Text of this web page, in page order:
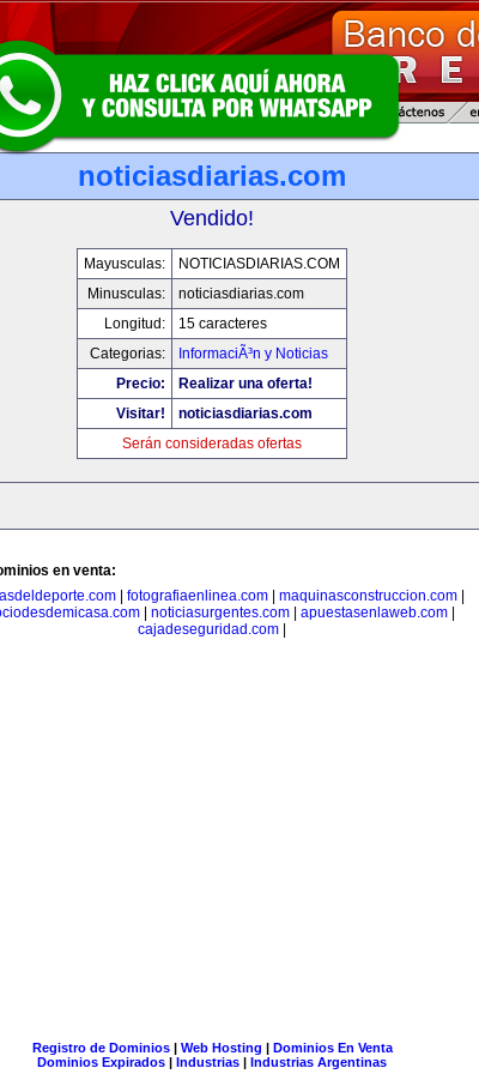
noticiasdiarias.com
Vendido!
Mayusculas:
NOTICIASDIARIAS.COM
Minusculas:
noticiasdiarias.com
Longitud:
15 caracteres
Categorias:
InformaciÃ³n y Noticias
Precio:
Realizar una oferta!
Visitar!
noticiasdiarias.com
Serán consideradas ofertas
en venta:
fotografiaenlinea.com maquinasconstruccion.com
noticiasurgentes.com apuestasenlaweb.com
cajadeseguridad.com
Registro de Dominios| Web Hosting | Dominios En Venta
Dominios Expirados | Industrias | Industrias Argentinas